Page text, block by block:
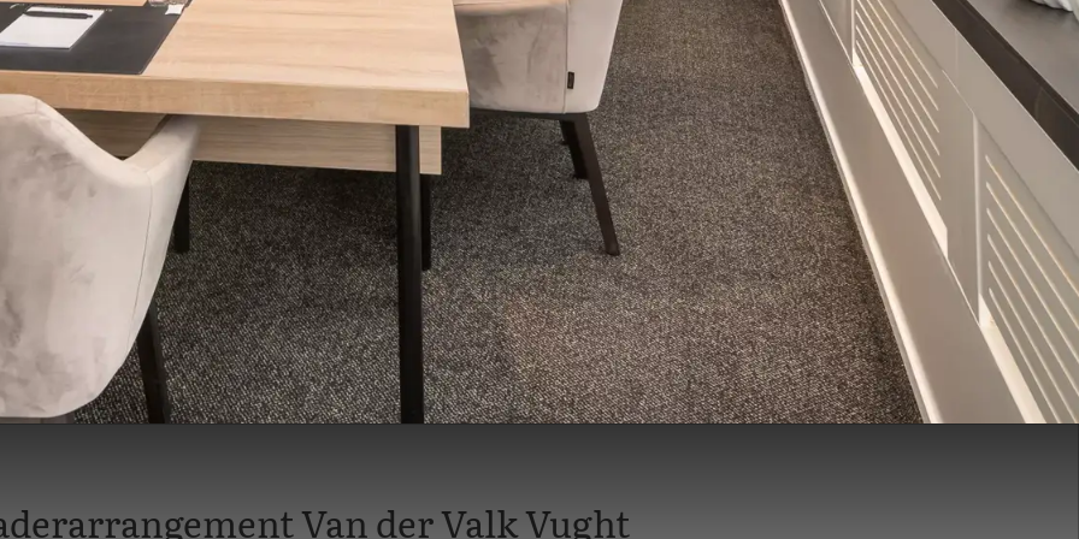
Van der Valk Vught